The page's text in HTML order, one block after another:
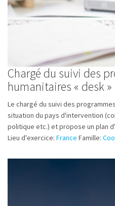
Chargé du suivi des
humanitaires « desk »
Le chargé du suivi des
situation du pays d'intervention
politique etc.) et propose un plan
Lieu d'exercice: France Famille: